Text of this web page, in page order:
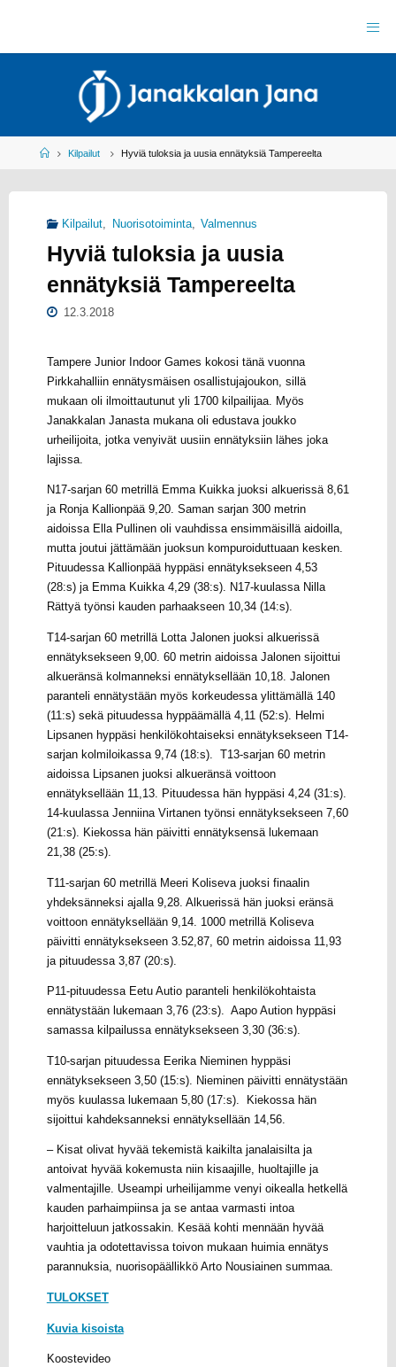
AN
HomeKilpailut Hyviä tuloksia ja uusia ennätyksiä Tampereelta
Kilpailut, Nuorisotoiminta, Valmennus
Hyviä tuloksia ja uusia
ennätyksiä Tampereelta
12.3.2018
Tampere Junior Indoor Games kokosi tänä vuonna
Pirkkahalliin ennätysmäisen osallistujajoukon, sillä
mukaan oli ilmoittautunut yli 1700 kilpailijaa. Myös
Janakkalan Janasta mukana oli edustava joukko
urheilijoita, jotka venyivät uusiin ennätyksiin lähes joka
lajissa.
N17-sarjan 60 metrillä Emma Kuikka juoksi alkuerissä 8,61
ja Ronja Kallionpää 9,20. Saman sarjan 300 metrin
aidoissa Ella Pullinen oli vauhdissa ensimmäisillä aidoilla,
mutta joutui jättämään juoksun kompuroiduttuaan kesken.
Pituudessa Kallionpää hyppäsi ennätyksekseen 4,53
(28:s) ja Emma Kuikka 4,29 (38:s). N17-kuulassa Nilla
Rättyä työnsi kauden parhaakseen 10,34 (14:s).
T14-sarjan 60 metrillä Lotta Jalonen juoksi alkuerissä
ennätyksekseen 9,00. 60 metrin aidoissa Jalonen sijoittui
alkueränsä kolmanneksi ennätyksellään 10,18. Jalonen
paranteli ennätystään myös korkeudessa ylittämällä 140
(11:s) sekä pituudessa hyppäämällä 4,11 (52:s). Helmi
Lipsanen hyppäsi henkilökohtaiseksi ennätyksekseen T14-
sarjan kolmiloikassa 9,74 (18:s). T13-sarjan 60 metrin
aidoissa Lipsanen juoksi alkueränsä voittoon
ennätyksellään 11,13. Pituudessa hän hyppäsi 4,24 (31:s).
14-kuulassa Jenniina Virtanen työnsi ennätyksekseen 7,60
(21:s). Kiekossa hän päivitti ennätyksensä lukemaan
21,38 (25:s).
T11-sarjan 60 metrillä Meeri Koliseva juoksi finaalin
yhdeksänneksi ajalla 9,28. Alkuerissä hän juoksi eränsä
voittoon ennätyksellään 9,14. 1000 metrillä Koliseva
päivitti ennätyksekseen 3.52,87, 60 metrin aidoissa 11,93
ja pituudessa 3,87 (20:s).
P11-pituudessa Eetu Autio paranteli henkilökohtaista
ennätystään lukemaan 3,76 (23:s). Aapo Aution hyppäsi
samassa kilpailussa ennätyksekseen 3,30 (36:s).
T10-sarjan pituudessa Eerika Nieminen hyppäsi
ennätyksekseen 3,50 (15:s). Nieminen päivitti ennätystään
myös kuulassa lukemaan 5,80 (17:s). Kiekossa hän
sijoittui kahdeksanneksi ennätyksellään 14,56.
– Kisat olivat hyvää tekemistä kaikilta janalaisilta ja
antoivat hyvää kokemusta niin kisaajille, huoltajille ja
valmentajille. Useampi urheilijamme venyi oikealla hetkellä
kauden parhaimpiinsa ja se antaa varmasti intoa
harjoitteluun jatkossakin. Kesää kohti mennään hyvää
vauhtia ja odotettavissa toivon mukaan huimia ennätys
parannuksia, nuorisopäällikkö Arto Nousiainen summaa.
TULOKSET
Kuvia kisoista
Koostevideo